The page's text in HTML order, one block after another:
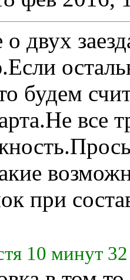
двух
будем
все
при
10 минут